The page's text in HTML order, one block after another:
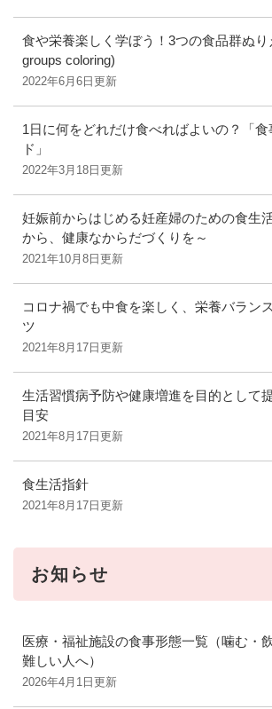
食や栄養楽しく学ぼう！3つの食品群ぬり
groups coloring)
2022年6月6日更新
1日に何をどれだけ食べればよいの？「食
ド」
2022年3月18日更新
妊娠前からはじめる妊産婦のための食生
から、健康なからだづくりを～
2021年10月8日更新
コロナ禍でも中食を楽しく、栄養バラン
ツ
2021年8月17日更新
生活習慣病予防や健康増進を目的として
目安
2021年8月17日更新
食生活指針
2021年8月17日更新
お知らせ
医療・福祉施設の食事形態一覧（噛む・
難しい人へ）
2026年4月1日更新